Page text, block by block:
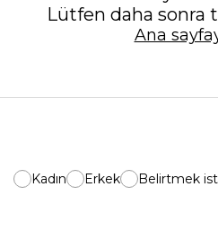
Lütfen daha sonra
Ana
Kadın Erkek Belirtmek